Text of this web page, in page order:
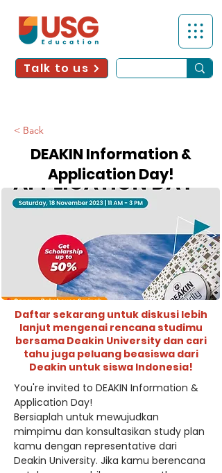
Talk to us
< Back
DEAKIN Information &
Application Day!
Daftar sekarang untuk diskusi lebih
lanjut mengenai rencana studimu
bersama Deakin University dan cari
tahu juga peluang beasiswa dari
Deakin untuk siswa Indonesia!
You're invited to DEAKIN Information &
Application Day!
Bersiaplah untuk mewujudkan
mimpimu dan konsultasikan study plan
kamu dengan representative dari
Deakin University. Jika kamu berencana